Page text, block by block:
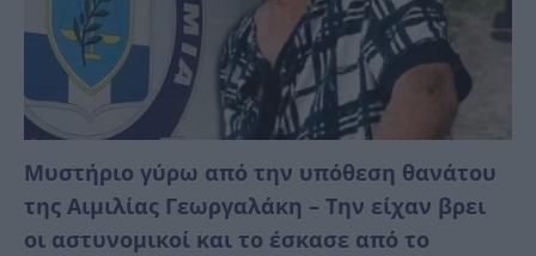
Mυστήριο γύρω από την υπόθεση θανάτου
της Αιμιλίας Γεωργαλάκη – Την είχαν βρει
οι αστυνομικοί και το έσκασε από το